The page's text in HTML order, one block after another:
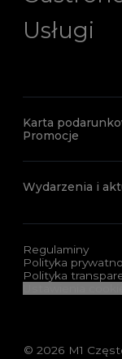
Usługi
Karta
Promocje
Wydarzenia i
Regulaminy
Polityka
Polityka
© 2026 M1